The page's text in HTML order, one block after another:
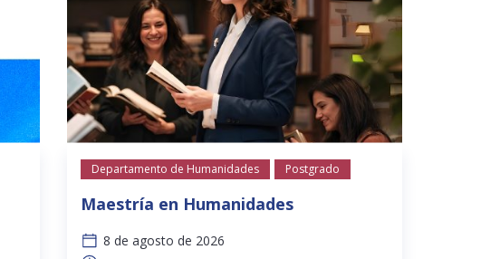
Departamento de Humanidades Postgrado
Maestría en Humanidades
8 de agosto de 2026